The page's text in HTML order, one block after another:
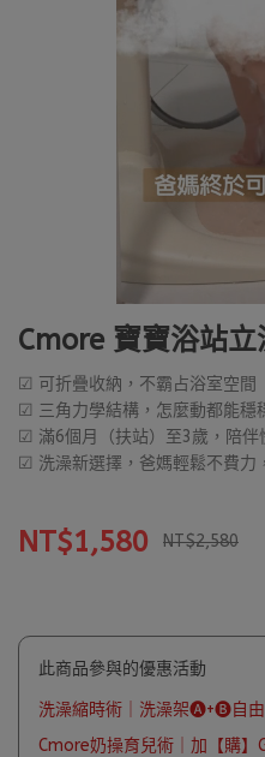
Cmore 寶寶浴站
☑ 可折疊收納，不霸占浴室空間
☑ 三角力學結構，怎麼動都能穩
☑ 滿6個月（扶站）至3歲，陪伴
☑ 洗澡新選擇，爸媽輕鬆不費力
NT$1,580 NT$2,580
此商品參與的優惠活動
洗澡縮時術｜洗澡架🅐+🅑自
Cmore奶操育兒術｜加【購】